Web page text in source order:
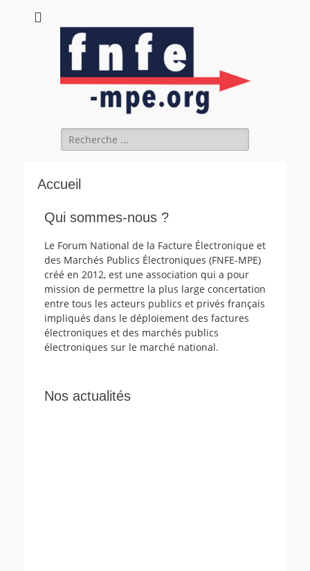
fnfe-mpe.org
Accueil
Qui sommes-nous ?
Le Forum National de la Facture Électronique et
des Marchés Publics Électroniques (FNFE-MPE)
créé en 2012, est une association qui a pour
mission de permettre la plus large concertation
entre tous les acteurs publics et privés français
impliqués dans le déploiement des factures
électroniques et des marchés publics
électroniques sur le marché national.
Nos actualités